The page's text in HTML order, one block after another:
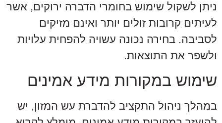
ניתן לשקול שימוש בחומרי הדברה ירוקים, אשר
לעיתים קרובות זולים יותר ואינם מזיקים
לסביבה. בחירה נכונה עשויה להפחית עלויות
ולשפר את התוצאות.
שימוש במקורות מידע אמינים
במהלך ניהול התקציב להדברת עש המזון, יש